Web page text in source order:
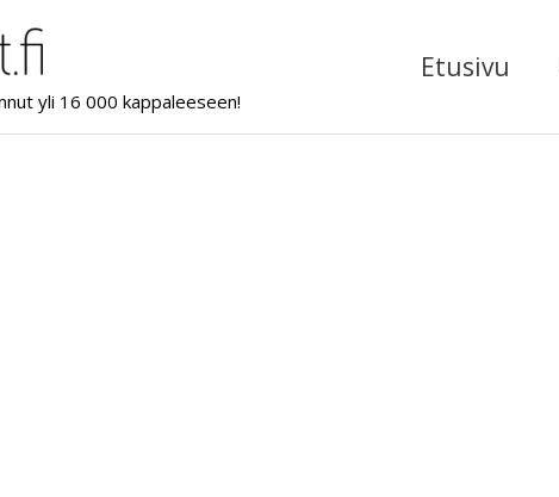
yli 16 000 kappaleeseen!
Etusivu